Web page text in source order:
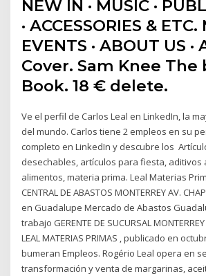
NEW IN · MUSIC ·
· ACCESSORIES & ETC.
EVENTS · ABOUT US
Cover. Sam Knee The
Book. 18 € delete.
Ve el perfil de Carlos Leal en LinkedIn, la
del mundo. Carlos tiene 2 empleos en su
completo en LinkedIn y descubre los
desechables, artículos para fiesta, aditivos
alimentos, materia prima. Leal Materias
CENTRAL DE ABASTOS MONTERREY AV.
en Guadalupe Mercado de Abastos
trabajo GERENTE DE SUCURSAL
LEAL MATERIAS PRIMAS , publicado en
bumeran Empleos. Rogério Leal opera en
transformación y venta de margarinas,